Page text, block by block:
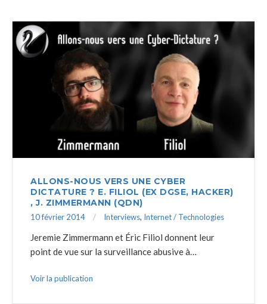
ALLONS-NOUS VERS UNE CYBER
DICTATURE ? E. FILIOL (EX DGSE, HACKER)
, J. ZIMMERMANN (QDN)
10 février 2014 Interviews, Internet / Technologies
Jeremie Zimmermann et Éric Filiol donnent leur
point de vue sur la surveillance abusive à…
Voir la publication